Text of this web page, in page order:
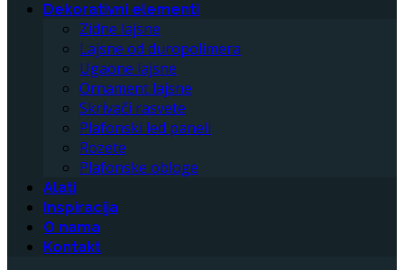
Dekorativni elementi
Zidne lajsne
Lajsne od duropolimera
Ugaone lajsne
Ornament lajsne
Skrivači rasvete
Plafonski led paneli
Rozete
Plafonske obloge
Alati
Inspiracija
O nama
Kontakt